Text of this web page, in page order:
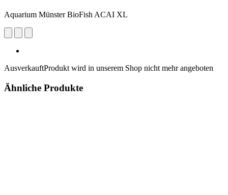
Aquarium Münster BioFish ACAI XL
AusverkauftProdukt wird in unserem Shop nicht mehr angeboten
Ähnliche Produkte